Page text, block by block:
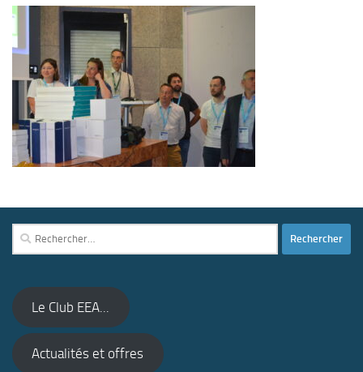
Rechercher :
Le Club EEA...
Actualités et offres